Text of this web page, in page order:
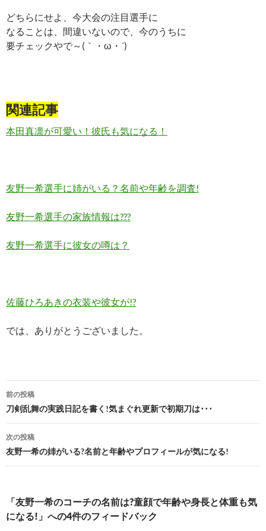
どちらにせよ、今大会の注目選手に
なることは、間違いないので、今のうちに
要チェックやで～(｀・ω・´)ゞ
関連記事
本田真凛が可愛い！彼氏も気になる！
友野一希選手に姉がいる？名前や年齢を調査!
友野一希選手の家族情報は???
友野一希選手に彼女の噂は？
佐藤ひろあきの衣装や彼女が!?
では、ありがとうございました。
投
稿
ナ
ビ
ゲ
ー
シ
前の投稿
刀剣乱舞の実践日記を書く!気まぐれ更新で初期刀は･･･
次の投稿
友野一希の姉がいる?名前と年齢やプロフィールが気になる!
「友野一希のコーチの名前は?童顔で年齢や身長と体重も気
になる!」への4件のフィードバック